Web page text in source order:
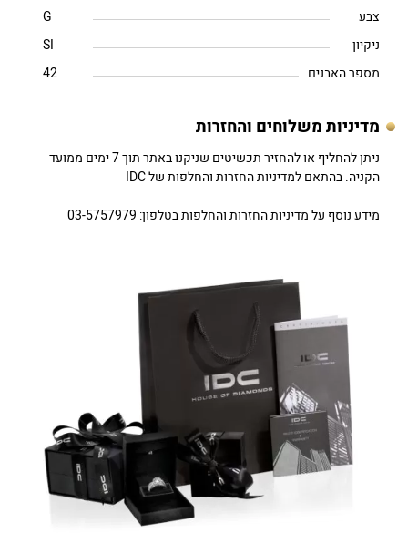
צבע
G
ניקיון
SI
מספר האבנים
42
מדיניות משלוחים והחזרות
ניתן להחליף או להחזיר תכשיטים שניקנו באתר תוך 7 ימים ממועד
הקניה. בהתאם למדיניות החזרות והחלפות של IDC
מידע נוסף על מדיניות החזרות והחלפות בטלפון: 03-5757979